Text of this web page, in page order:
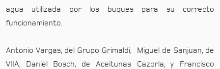
agua utilizada por los buques para su correcto
funcionamiento.
Antonio Vargas, del Grupo Grimaldi, Miguel de Sanjuan, de
VIIA, Daniel Bosch, de Aceitunas Cazorla, y Francisco